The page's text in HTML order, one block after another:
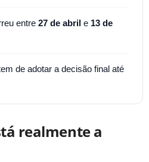
entre 27 de abril e 13 de
de adotar a decisão final até
realmente a